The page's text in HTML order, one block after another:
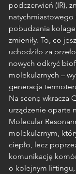
podczerwień (IR),
natychmiastowego
pobudzania
zmieniły. To, co
uchodziło za
nowych odkryć
molekularnych –
generacja
Na scenę wkracza
urządzenie oparte
Molecular
molekularnym,
ciepło, lecz
komunikację
o kolejnym